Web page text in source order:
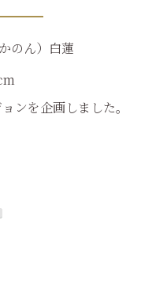
のん）白蓮
ンを企画しました。